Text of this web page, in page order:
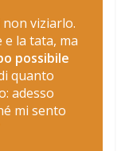
non viziarlo.
e la tata, ma
possibile
quanto
adesso
mi sento